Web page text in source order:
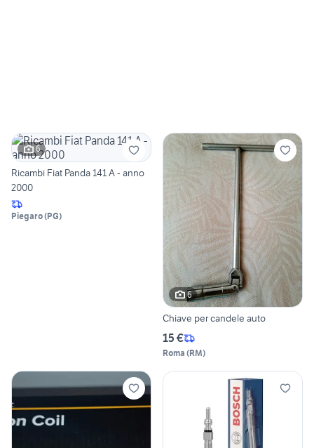
6
Ricambi Fiat Panda 141 A - anno
2000
Piegaro(PG)
6
Chiave per candele auto
15 €
Roma (RM)